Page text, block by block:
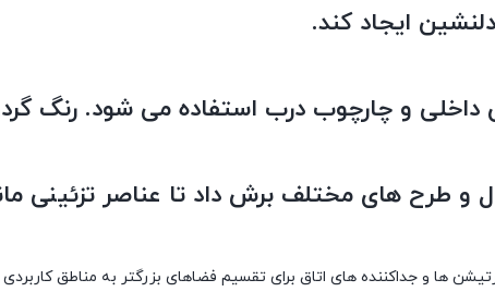
ایجاد کند.
و طرح های مختلف برش داد تا عناصر تزئینی
ها و جداکننده های اتاق برای تقسیم فضاهای بزرگتر به مناطق